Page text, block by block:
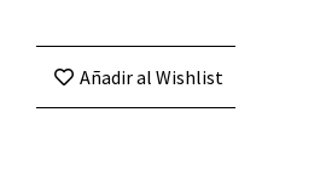
Añadir al Wishlist